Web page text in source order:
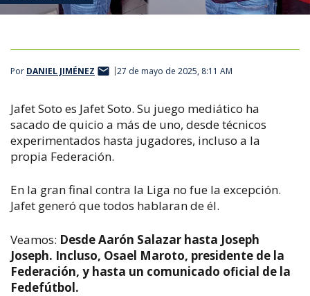
Por DANIEL JIMÉNEZ 27 de mayo de 2025, 8:11 AM
Jafet Soto es Jafet Soto. Su juego mediático ha
sacado de quicio a más de uno, desde técnicos
experimentados hasta jugadores, incluso a la
propia Federación.
En la gran final contra la Liga no fue la excepción.
Jafet generó que todos hablaran de él.
Veamos: Desde Aarón Salazar hasta Joseph
Joseph. Incluso, Osael Maroto, presidente de la
Federación, y hasta un comunicado oficial de la
Fedefútbol.